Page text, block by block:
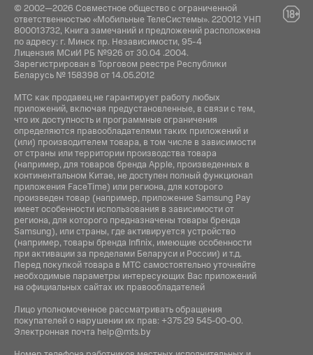
© 2002—2026 Совместное общество с ограниченной
ответственностью «Мобильные ТелеСистемы». 220012 УНП
800013732, Книга замечаний и предложений расположена
по адресу: г. Минск пр. Независимости, 95-4
Лицензия МСиИ РБ №926 от 30.04 .2004.
Зарегистрирован в Торговом реестре Республики
Беларусь № 158398 от 14.05.2012
МТС как продавец не гарантирует работу любых
приложений, включая предустановленные, в связи с тем,
что их доступность и программные ограничения
определяются правообладателями таких приложений и
(или) производителем товара, в том числе в зависимости
от страны или территории производства товара
(например, для товаров бренда Apple, произведенных в
континентальном Китае, не доступен полный функционал
приложения FaceTime) или региона, для которого
произведен товар (например, приложение Samsung Pay
имеет особенности использования в зависимости от
региона, для которого предназначены товары бренда
Samsung), или страны, где активируется устройство
(например, товары бренда Infiniх, имеющие особенности
при активации за пределами Беларуси и России) и т.д.
Перед покупкой товара в МТС самостоятельно уточняйте
необходимые параметры интересующих Вас приложений
на официальных сайтах их правообладателей
Лицо уполномоченное рассматривать обращения
покупателей о нарушении их прав: +375 29 545-00-00.
Электронная почта help@mts.by